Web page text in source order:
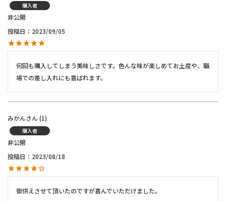
購入者
非公開
投稿日
2023/09/05
何回も購入してしまう美味しさです。色んな味が楽しめてお土産や、職
みかん 1
購入者
非公開
投稿日
2023/08/18
御供えさせて頂いたのですが喜んでいただけました。